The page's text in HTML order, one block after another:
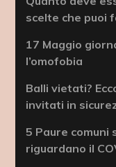
scelte che puoi
17 Maggio
l’omofobia
Balli vietati?
invitati in
5 Paure comuni
riguardano il